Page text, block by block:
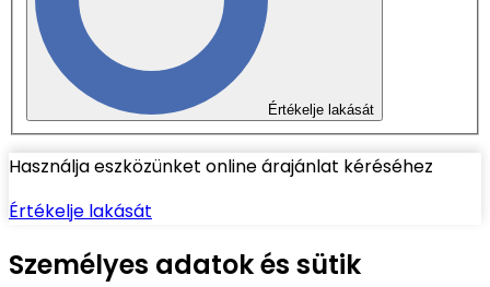
Értékelje lakását
Használja eszközünket online árajánlat kéréséhez
Értékelje lakását
Személyes adatok és sütik